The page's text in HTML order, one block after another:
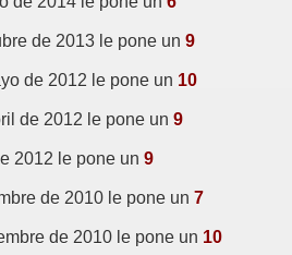
de 2013 le pone un 9
de 2012 le pone un 10
de 2012 le pone un 9
2012 le pone un 9
de 2010 le pone un 7
de 2010 le pone un 10